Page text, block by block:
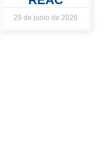
29 de junio de 2026